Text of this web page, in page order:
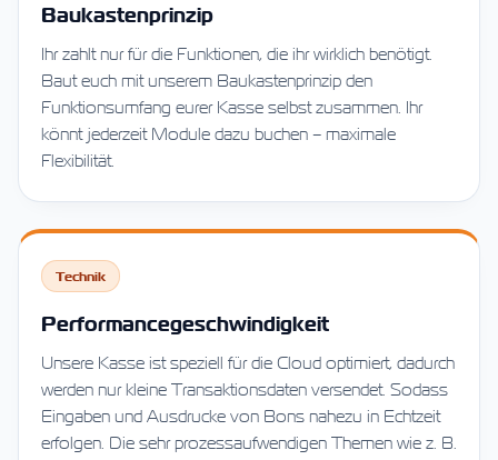
Baukastenprinzip
Ihr zahlt nur für die Funktionen, die ihr wirklich benötigt.
Baut euch mit unserem Baukastenprinzip den
Funktionsumfang eurer Kasse selbst zusammen. Ihr
könnt jederzeit Module dazu buchen – maximale
Flexibilität.
Technik
Performancegeschwindigkeit
Unsere Kasse ist speziell für die Cloud optimiert, dadurch
werden nur kleine Transaktionsdaten versendet. Sodass
Eingaben und Ausdrucke von Bons nahezu in Echtzeit
erfolgen. Die sehr prozessaufwendigen Themen wie z. B.